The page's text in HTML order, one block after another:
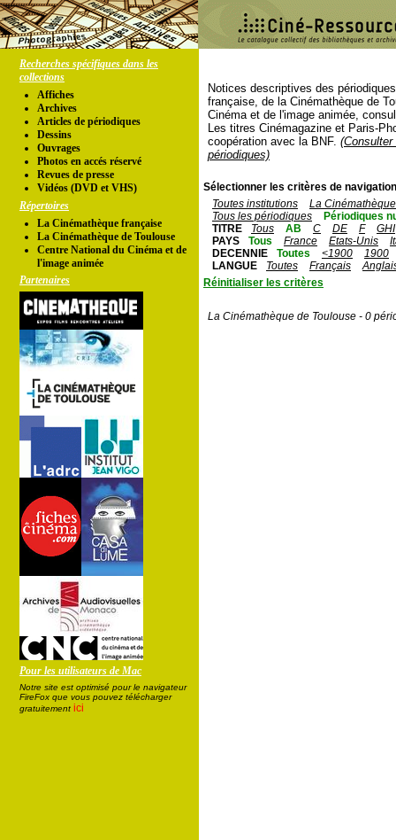
Recherches spécifiques dans les
collections
Affiches
Archives
Articles de périodiques
Dessins
Ouvrages
Photos en accés réservé
Revues de presse
Vidéos (DVD et VHS)
Répertoires
La Cinémathèque française
La Cinémathèque de Toulouse
Centre National du Cinéma et de
l'image animée
Partenaires
Pour les utilisateurs de Mac
Notre site est optimisé pour le navigateur
FireFox que vous pouvez télécharger
gratuitement ici
Notices descriptives des
française, de la Cinémathèque de
Cinéma et de l'image animée,
Les titres Cinémagazine et Paris-
coopération avec la BNF.
périodiques)
Sélectionner les critères de
Toutes institutions
La
Tous les périodiques
Périodiques
TITRE
Tous AB C DE F
GHI
PAYS
Tous France Etats-Unis
DECENNIE
Toutes <1900
1900
LANGUE
Toutes Français
Réinitialiser les critères
La Cinémathèque de Toulouse - 0